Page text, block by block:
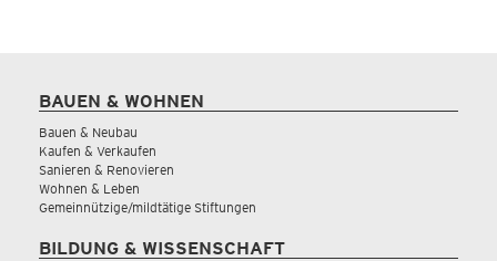
BAUEN & WOHNEN
Bauen & Neubau
Kaufen & Verkaufen
Sanieren & Renovieren
Wohnen & Leben
Gemeinnützige/mildtätige Stiftungen
BILDUNG & WISSENSCHAFT